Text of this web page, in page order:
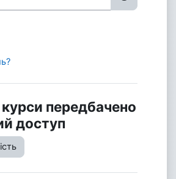
курси передбачено
доступ